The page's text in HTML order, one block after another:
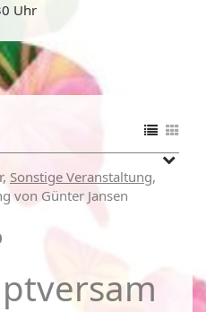
Uhr
Sonstige Veranstaltung,
von Günter Jansen